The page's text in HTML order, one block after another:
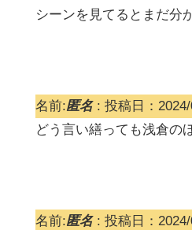
シーンを見てるとまだ分
名前:匿名: 投稿日：
どう言い繕っても浅倉の
名前:匿名: 投稿日：